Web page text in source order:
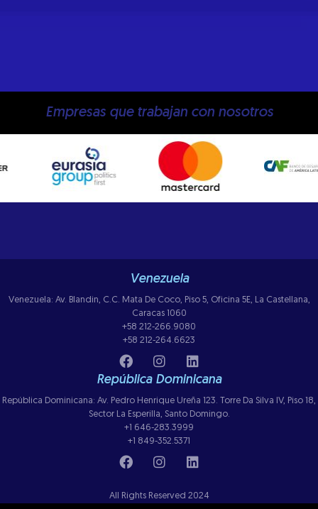
Empresas que trabajan con nosotros
Venezuela
Venezuela: Av. Blandin, C.C. Mata De Coco, Piso 5, Oficina 5E, La Castellana,
Caracas 1060
+58 212-266.9080
+58 212-264.6623
República Dominicana
República Dominicana: Av. Pedro Henrique Ureña 123. Torre Da Silva IV, Piso 18,
Sector La Esperilla, Santo Domingo.
+1 646-283.3999
+1 849-352.5371
All Rights Reserved 2024